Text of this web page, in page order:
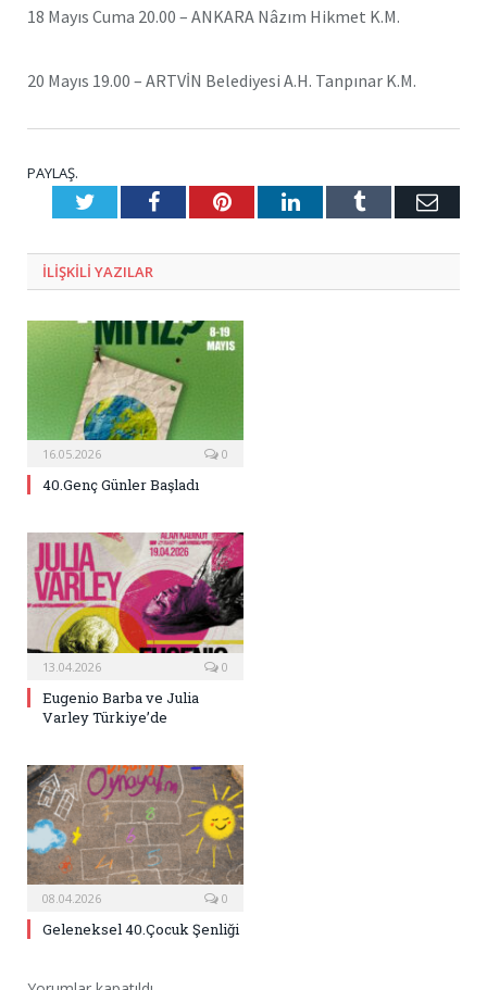
18 Mayıs Cuma 20.00 – ANKARA Nâzım Hikmet K.M.
20 Mayıs 19.00 – ARTVİN Belediyesi A.H. Tanpınar K.M.
PAYLAŞ.
TwitterFacebookPinterestLinkedInTumblr E-
ILIŞKILI YAZILAR
16.05.2026 0
40.Genç Günler Başladı
13.04.2026 0
Eugenio Barba ve Julia
Varley Türkiye’de
08.04.2026 0
Geleneksel 40.Çocuk Şenliği